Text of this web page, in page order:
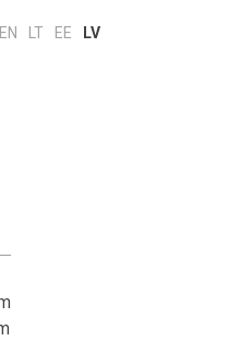
EN LT EE LV